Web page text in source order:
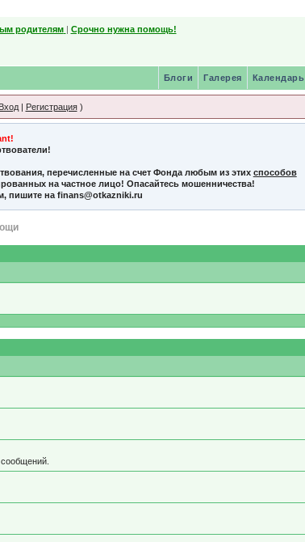
родителям | Срочно нужна помощь!
Календарь
Галерея
Блоги
Вход| Регистрация)
перечисленные на счет Фонда любым из этих способов
на частное лицо! Опасайтесь мошенничества!
пишите на finans@otkazniki.ru